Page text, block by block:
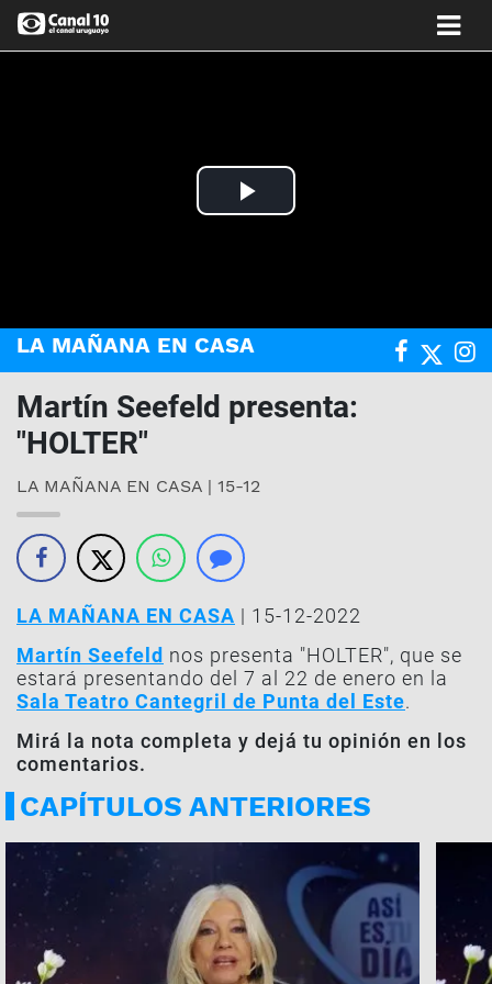
Play
LA MAÑANA EN CASA
Martín Seefeld presenta:
"HOLTER"
LA MAÑANA EN CASA | 15-12
LA MAÑANA EN CASA | 15-12-2022
Martín Seefeld nos presenta "HOLTER", que se
estará presentando del 7 al 22 de enero en la
Sala Teatro Cantegril de Punta del Este.
Mirá la nota completa y dejá tu opinión en los
comentarios.
CAPÍTULOS ANTERIORES